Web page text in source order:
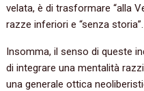
velata, è di trasformare “alla
razze inferiori e “senza storia”.
Insomma, il senso di queste
di integrare una mentalità
una generale ottica